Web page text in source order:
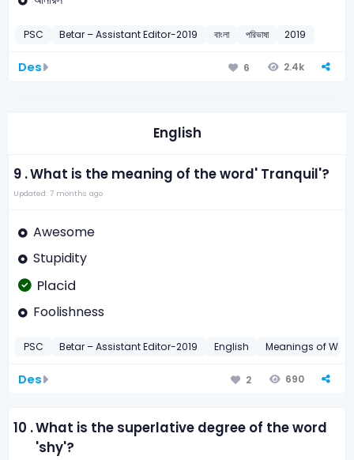
PSC Betar – Assistant Editor-2019 বাংলা পরিভাষা 2019
Des 6 2.4k
English
9 .What is the meaning of the word' Tranquil'?
Updated: 7 months ago
Awesome
Stupidity
Placid
Foolishness
PSC Betar – Assistant Editor-2019 English Meanings of
Des 2 690
10 .What is the superlative degree of the word
'shy'?